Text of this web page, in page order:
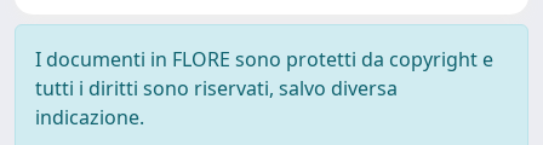
I documenti in FLORE sono protetti da copyright e
tutti i diritti sono riservati, salvo diversa
indicazione.